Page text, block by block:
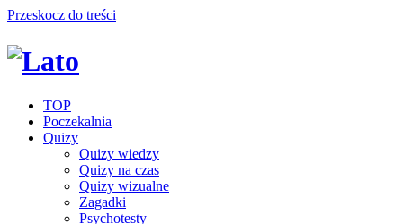
Przeskocz do treści
TOP
Poczekalnia
Quizy
Quizy wiedzy
Quizy na czas
Quizy wizualne
Zagadki
Psychotesty